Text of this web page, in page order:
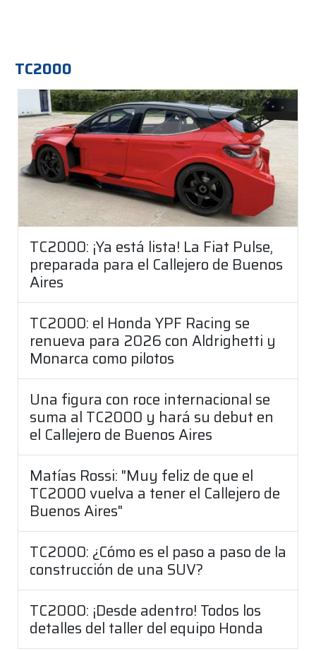
TC2000
TC2000: ¡Ya está lista! La Fiat Pulse,
preparada para el Callejero de Buenos
Aires
TC2000: el Honda YPF Racing se
renueva para 2026 con Aldrighetti y
Monarca como pilotos
Una figura con roce internacional se
suma al TC2000 y hará su debut en
el Callejero de Buenos Aires
Matías Rossi: "Muy feliz de que el
TC2000 vuelva a tener el Callejero de
Buenos Aires"
TC2000: ¿Cómo es el paso a paso de la
construcción de una SUV?
TC2000: ¡Desde adentro! Todos los
detalles del taller del equipo Honda